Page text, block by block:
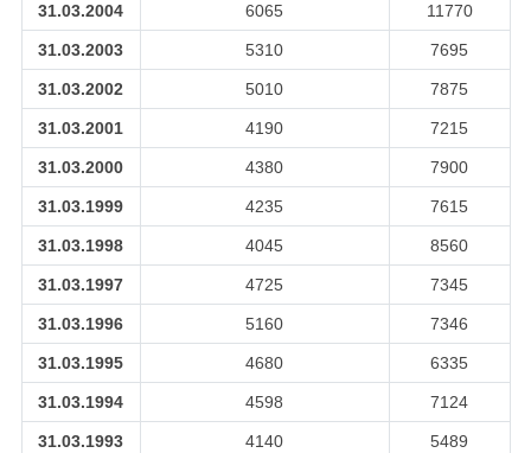
31.03.2004 6065 11770
31.03.2003 5310 7695
31.03.2002 5010 7875
31.03.2001 4190 7215
31.03.2000 4380 7900
31.03.1999 4235 7615
31.03.1998 4045 8560
31.03.1997 4725 7345
31.03.1996 5160 7346
31.03.1995 4680 6335
31.03.1994 4598 7124
31.03.1993 4140 5489